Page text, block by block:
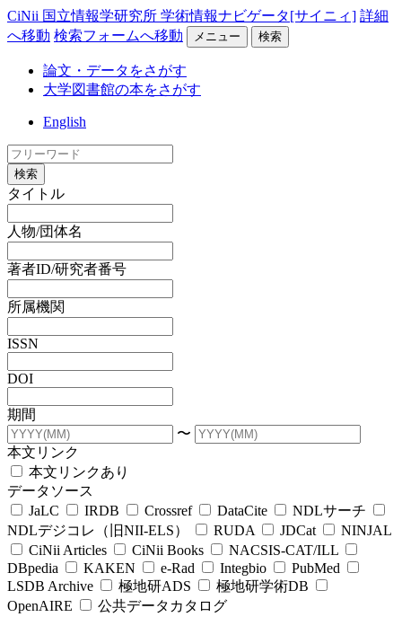
CiNii 国立情報学研究所 学術情報ナビゲータ[サイニィ] 詳細
へ移動 検索フォームへ移動 メニュー 検索
論文・データをさがす
大学図書館の本をさがす
English
検索
タイトル
人物/団体名
著者ID/研究者番号
所属機関
ISSN
DOI
期間
〜
本文リンク
本文リンクあり
データソース
JaLC
IRDB Crossref DataCite
NDLサーチ
NDLデジコレ（旧NII-ELS）
RUDA JDCat
NINJAL
CiNii Articles
CiNii Books
NACSIS-CAT/ILL
DBpedia
KAKEN e-Rad Integbio
PubMed
LSDB Archive
極地研ADS
極地研学術DB
OpenAIRE
公共データカタログ